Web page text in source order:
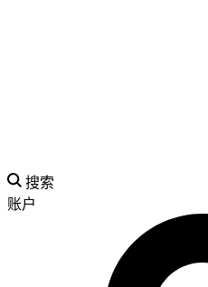
搜索
账户